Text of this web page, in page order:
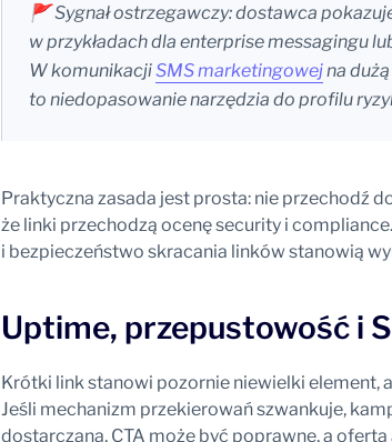
🚩 Sygnał ostrzegawczy: dostawca
w przykładach dla enterprise messagingu
W komunikacjiSMS marketingowejna
to niedopasowanie narzędzia do profilu
Praktyczna zasada jest prosta: nie przechodź
że linki przechodzą ocenę security i
i bezpieczeństwo skracania linków stanowią
Uptime, przepustowość i
Krótki link stanowi pozornie niewielki element,
Jeśli mechanizm przekierowań szwankuje,
dostarczana, CTA może być poprawne, a